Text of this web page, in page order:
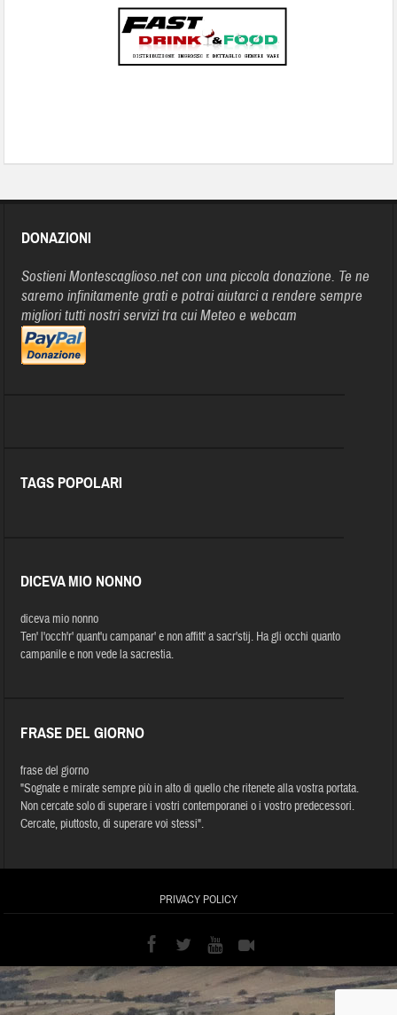
DONAZIONI
Sostieni Montescaglioso.net con una piccola donazione. Te ne
saremo infinitamente grati e potrai aiutarci a rendere sempre
migliori tutti nostri servizi tra cui Meteo e webcam
TAGS POPOLARI
DICEVA MIO NONNO
diceva mio nonno
Ten' l'occh'r' quant'u campanar' e non affitt' a sacr'stij. Ha gli occhi quanto
campanile e non vede la sacrestia.
FRASE DEL GIORNO
frase del giorno
"Sognate e mirate sempre più in alto di quello che ritenete alla vostra portata.
Non cercate solo di superare i vostri contemporanei o i vostro predecessori.
Cercate, piuttosto, di superare voi stessi".
PRIVACY POLICY